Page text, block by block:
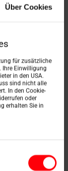
Über Cookies
für zusätzliche
Ihre Einwilligung
in den USA.
sind nicht alle
In den Cookie-
oder
erhalten Sie in
retraite